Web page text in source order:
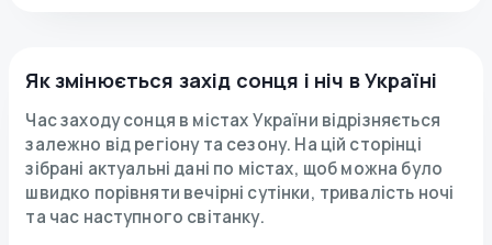
Як змінюється захід сонця і ніч в Україні
Час заходу сонця в містах України відрізняється
залежно від регіону та сезону. На цій сторінці
зібрані актуальні дані по містах, щоб можна було
швидко порівняти вечірні сутінки, тривалість ночі
та час наступного світанку.